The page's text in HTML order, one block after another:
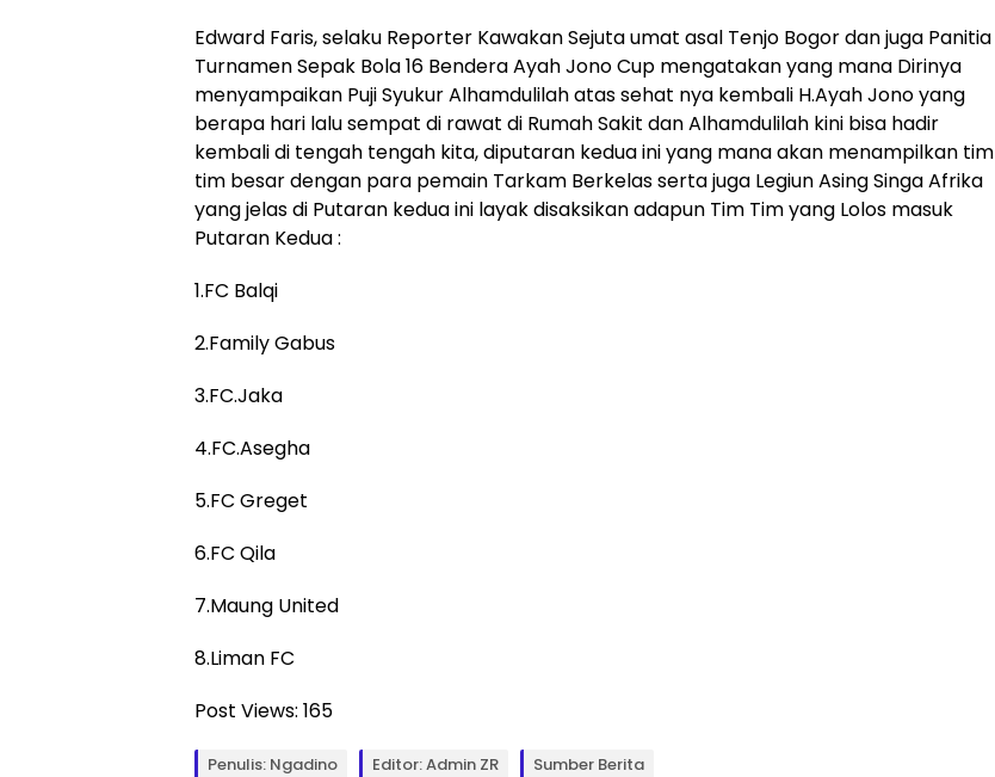
Edward Faris, selaku Reporter Kawakan Sejuta umat asal Tenjo Bogor dan juga Panitia
Turnamen Sepak Bola 16 Bendera Ayah Jono Cup mengatakan yang mana Dirinya
menyampaikan Puji Syukur Alhamdulilah atas sehat nya kembali H.Ayah Jono yang
berapa hari lalu sempat di rawat di Rumah Sakit dan Alhamdulilah kini bisa hadir
kembali di tengah tengah kita, diputaran kedua ini yang mana akan menampilkan tim
tim besar dengan para pemain Tarkam Berkelas serta juga Legiun Asing Singa Afrika
yang jelas di Putaran kedua ini layak disaksikan adapun Tim Tim yang Lolos masuk
Putaran Kedua :
1.FC Balqi
2.Family Gabus
3.FC.Jaka
4.FC.Asegha
5.FC Greget
6.FC Qila
7.Maung United
8.Liman FC
Post Views: 165
Penulis: Ngadino Editor: Admin ZR Sumber Berita